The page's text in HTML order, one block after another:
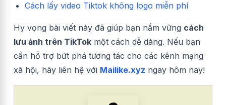
Cách lấy video Tiktok không logo miễn phí
Hy vọng bài viết này đã giúp bạn nắm vững cách
lưu ảnh trên TikTok một cách dễ dàng. Nếu bạn
cần hỗ trợ bứt phá tương tác cho các kênh mạng
xã hội, hãy liên hệ với Mailike.xyz ngay hôm nay!